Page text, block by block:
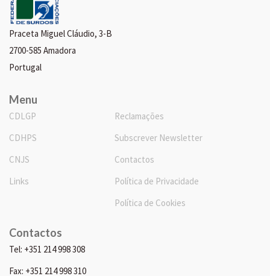
Praceta Miguel Cláudio, 3-B
2700-585 Amadora
Portugal
Menu
CDLGP
CDHPS
CNJS
Links
Reclamações
Subscrever Newsletter
Contactos
Política de Privacidade
Política de Cookies
Contactos
Tel: +351 214 998 308
Fax: +351 214 998 310